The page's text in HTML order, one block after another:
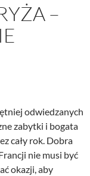
–
odwiedzanych
zabytki i bogata
cały rok. Dobra
nie musi być
okazji, aby